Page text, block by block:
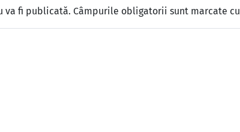
va fi publicată. Câmpurile obligatorii sunt marcate cu